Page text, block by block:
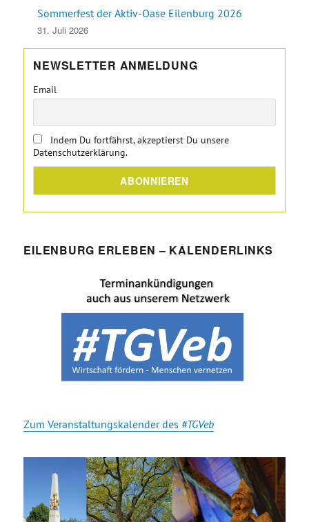
Sommerfest der Aktiv-Oase Eilenburg 2026
31. Juli 2026
NEWSLETTER ANMELDUNG
Email
Indem Du fortfährst, akzeptierst Du unsere
Datenschutzerklärung.
EILENBURG ERLEBEN – KALENDERLINKS
Zum Veranstaltungskalender des #TGVeb